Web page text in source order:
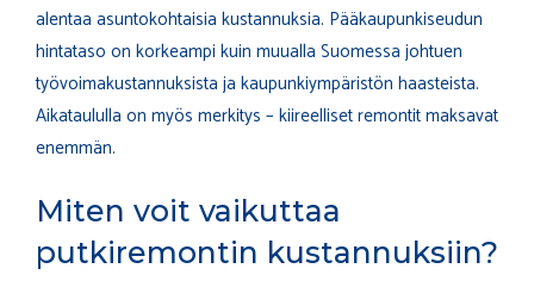
alentaa asuntokohtaisia kustannuksia. Pääkaupunkiseudun
hintataso on korkeampi kuin muualla Suomessa johtuen
työvoimakustannuksista ja kaupunkiympäristön haasteista.
Aikataululla on myös merkitys – kiireelliset remontit maksavat
enemmän.
Miten voit vaikuttaa
putkiremontin kustannuksiin?